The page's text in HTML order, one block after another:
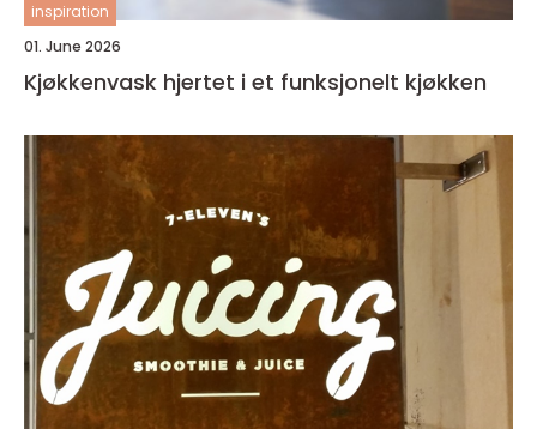
inspiration
01. June 2026
Kjøkkenvask hjertet i et funksjonelt kjøkken